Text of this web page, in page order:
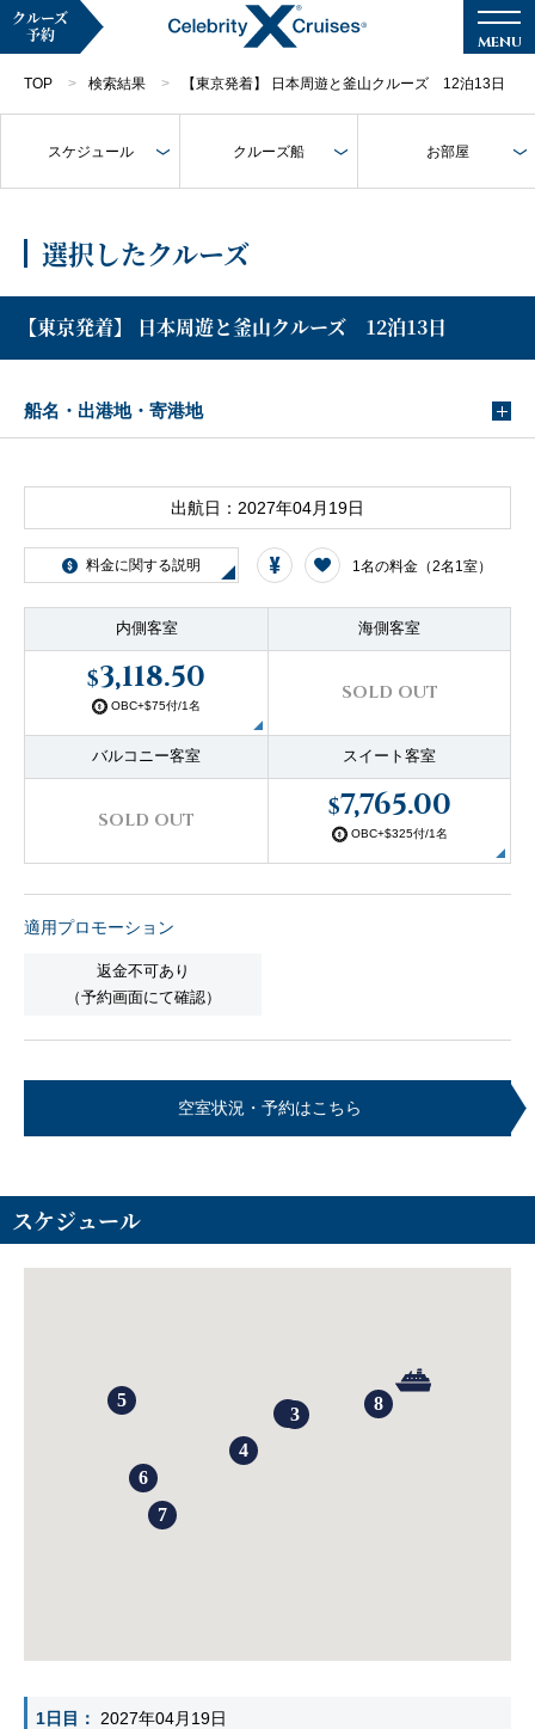
クルーズ検索
キャンペーン・特集
クルーズの楽しみ方
船内へようこそ
客船のご案内
寄港地ガイド
トピックス
ご予約後の流れ お問い合わせ
セレブリティクルーズの世
クルーズ
予約
TOP 検索結果 【東京発着】 日本周遊と釜山クルーズ 12泊13日
スケジュール クルーズ船 お部屋
選択したクルーズ
【東京発着】 日本周遊と釜山クルーズ 12泊13日
船名・出港地・寄港地
出航日：2027年04月19日
料金に関する説明 1名の料金（2名1室）
内側客室
$3,118.50
OBC+$75付/1名
海側客室
SOLD OUT
バルコニー客室
SOLD OUT
スイート客室
$7,765.00
OBC+$325付/1名
適用プロモーション
返金不可あり
（予約画面にて確認）
空室状況・予約はこちら
スケジュール
23
4
5
6
7
8
1日目 2027年04月19日